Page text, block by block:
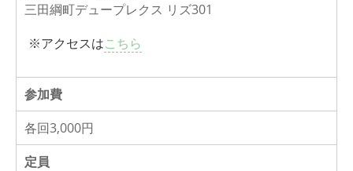
三田綱町デュープレクス リズ301
※アクセスはこちら
参加費
各回3,000円
定員